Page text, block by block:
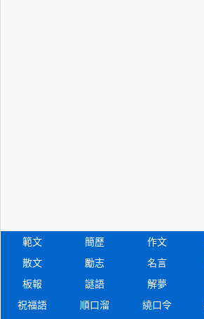
範文 簡歷 作文
散文
勵志 名言
板報
謎語 解夢
祝福語
順口溜 繞口令